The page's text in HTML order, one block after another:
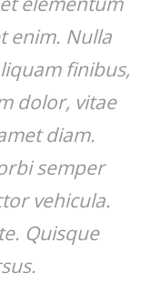
enim. Nulla
finibus,
dolor, vitae
diam.
semper
vehicula.
Quisque